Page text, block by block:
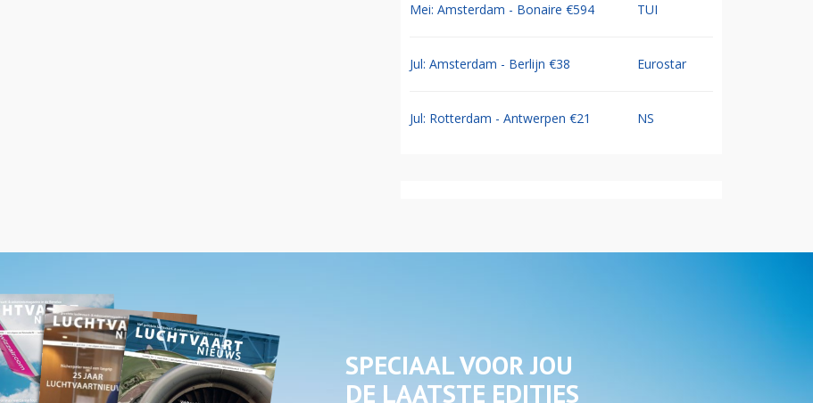
Mei: Amsterdam - Bonaire €594 TUI
Jul: Amsterdam - Berlijn €38 Eurostar
Jul: Rotterdam - Antwerpen €21 NS
SPECIAAL VOOR JOU
DE LAATSTE EDITIES